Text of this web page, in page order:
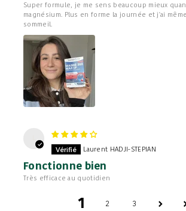
Super formule, je me sens beaucoup mieux
magnésium. Plus en forme la journée et j'ai
sommeil.
Laurent HADJI-STEPIAN
Fonctionne bien
Très efficace au quotidien
1 2 3